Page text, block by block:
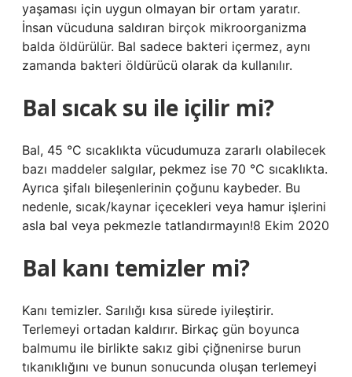
yaşaması için uygun olmayan bir ortam yaratır.
İnsan vücuduna saldıran birçok mikroorganizma
balda öldürülür. Bal sadece bakteri içermez, aynı
zamanda bakteri öldürücü olarak da kullanılır.
Bal sıcak su ile içilir mi?
Bal, 45 °C sıcaklıkta vücudumuza zararlı olabilecek
bazı maddeler salgılar, pekmez ise 70 °C sıcaklıkta.
Ayrıca şifalı bileşenlerinin çoğunu kaybeder. Bu
nedenle, sıcak/kaynar içecekleri veya hamur işlerini
asla bal veya pekmezle tatlandırmayın!8 Ekim 2020
Bal kanı temizler mi?
Kanı temizler. Sarılığı kısa sürede iyileştirir.
Terlemeyi ortadan kaldırır. Birkaç gün boyunca
balmumu ile birlikte sakız gibi çiğnenirse burun
tıkanıklığını ve bunun sonucunda oluşan terlemeyi